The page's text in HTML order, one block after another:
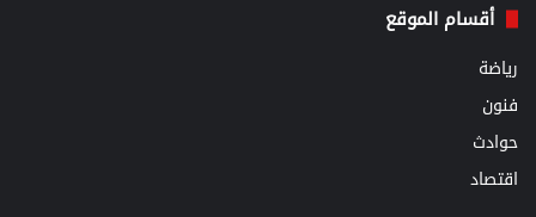
أقسام الموقع
رياضة
فنون
حوادث
اقتصاد